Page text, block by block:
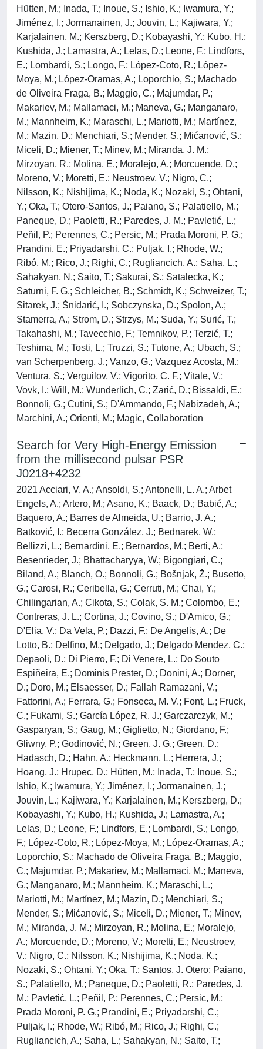
Hütten, M.; Inada, T.; Inoue, S.; Ishio, K.; Iwamura, Y.;
Jiménez, I.; Jormanainen, J.; Jouvin, L.; Kajiwara, Y.;
Karjalainen, M.; Kerszberg, D.; Kobayashi, Y.; Kubo, H.;
Kushida, J.; Lamastra, A.; Lelas, D.; Leone, F.; Lindfors,
E.; Lombardi, S.; Longo, F.; López-Coto, R.; López-
Moya, M.; López-Oramas, A.; Loporchio, S.; Machado
de Oliveira Fraga, B.; Maggio, C.; Majumdar, P.;
Makariev, M.; Mallamaci, M.; Maneva, G.; Manganaro,
M.; Mannheim, K.; Maraschi, L.; Mariotti, M.; Martínez,
M.; Mazin, D.; Menchiari, S.; Mender, S.; Mićanović, S.;
Miceli, D.; Miener, T.; Minev, M.; Miranda, J. M.;
Mirzoyan, R.; Molina, E.; Moralejo, A.; Morcuende, D.;
Moreno, V.; Moretti, E.; Neustroev, V.; Nigro, C.;
Nilsson, K.; Nishijima, K.; Noda, K.; Nozaki, S.; Ohtani,
Y.; Oka, T.; Otero-Santos, J.; Paiano, S.; Palatiello, M.;
Paneque, D.; Paoletti, R.; Paredes, J. M.; Pavletić, L.;
Peñil, P.; Perennes, C.; Persic, M.; Prada Moroni, P. G.;
Prandini, E.; Priyadarshi, C.; Puljak, I.; Rhode, W.;
Ribó, M.; Rico, J.; Righi, C.; Rugliancich, A.; Saha, L.;
Sahakyan, N.; Saito, T.; Sakurai, S.; Satalecka, K.;
Saturni, F. G.; Schleicher, B.; Schmidt, K.; Schweizer, T.;
Sitarek, J.; Šnidarić, I.; Sobczynska, D.; Spolon, A.;
Stamerra, A.; Strom, D.; Strzys, M.; Suda, Y.; Surić, T.;
Takahashi, M.; Tavecchio, F.; Temnikov, P.; Terzić, T.;
Teshima, M.; Tosti, L.; Truzzi, S.; Tutone, A.; Ubach, S.;
van Scherpenberg, J.; Vanzo, G.; Vazquez Acosta, M.;
Ventura, S.; Verguilov, V.; Vigorito, C. F.; Vitale, V.;
Vovk, I.; Will, M.; Wunderlich, C.; Zarić, D.; Bissaldi, E.;
Bonnoli, G.; Cutini, S.; D'Ammando, F.; Nabizadeh, A.;
Marchini, A.; Orienti, M.; Magic, Collaboration
Search for Very High-Energy Emission
from the millisecond pulsar PSR
J0218+4232
2021 Acciari, V. A.; Ansoldi, S.; Antonelli, L. A.; Arbet
Engels, A.; Artero, M.; Asano, K.; Baack, D.; Babić, A.;
Baquero, A.; Barres de Almeida, U.; Barrio, J. A.;
Batković, I.; Becerra González, J.; Bednarek, W.;
Bellizzi, L.; Bernardini, E.; Bernardos, M.; Berti, A.;
Besenrieder, J.; Bhattacharyya, W.; Bigongiari, C.;
Biland, A.; Blanch, O.; Bonnoli, G.; Bošnjak, Ž.; Busetto,
G.; Carosi, R.; Ceribella, G.; Cerruti, M.; Chai, Y.;
Chilingarian, A.; Cikota, S.; Colak, S. M.; Colombo, E.;
Contreras, J. L.; Cortina, J.; Covino, S.; D'Amico, G.;
D'Elia, V.; Da Vela, P.; Dazzi, F.; De Angelis, A.; De
Lotto, B.; Delfino, M.; Delgado, J.; Delgado Mendez, C.;
Depaoli, D.; Di Pierro, F.; Di Venere, L.; Do Souto
Espiñeira, E.; Dominis Prester, D.; Donini, A.; Dorner,
D.; Doro, M.; Elsaesser, D.; Fallah Ramazani, V.;
Fattorini, A.; Ferrara, G.; Fonseca, M. V.; Font, L.; Fruck,
C.; Fukami, S.; García López, R. J.; Garczarczyk, M.;
Gasparyan, S.; Gaug, M.; Giglietto, N.; Giordano, F.;
Gliwny, P.; Godinović, N.; Green, J. G.; Green, D.;
Hadasch, D.; Hahn, A.; Heckmann, L.; Herrera, J.;
Hoang, J.; Hrupec, D.; Hütten, M.; Inada, T.; Inoue, S.;
Ishio, K.; Iwamura, Y.; Jiménez, I.; Jormanainen, J.;
Jouvin, L.; Kajiwara, Y.; Karjalainen, M.; Kerszberg, D.;
Kobayashi, Y.; Kubo, H.; Kushida, J.; Lamastra, A.;
Lelas, D.; Leone, F.; Lindfors, E.; Lombardi, S.; Longo,
F.; López-Coto, R.; López-Moya, M.; López-Oramas, A.;
Loporchio, S.; Machado de Oliveira Fraga, B.; Maggio,
C.; Majumdar, P.; Makariev, M.; Mallamaci, M.; Maneva,
G.; Manganaro, M.; Mannheim, K.; Maraschi, L.;
Mariotti, M.; Martínez, M.; Mazin, D.; Menchiari, S.;
Mender, S.; Mićanović, S.; Miceli, D.; Miener, T.; Minev,
M.; Miranda, J. M.; Mirzoyan, R.; Molina, E.; Moralejo,
A.; Morcuende, D.; Moreno, V.; Moretti, E.; Neustroev,
V.; Nigro, C.; Nilsson, K.; Nishijima, K.; Noda, K.;
Nozaki, S.; Ohtani, Y.; Oka, T.; Santos, J. Otero; Paiano,
S.; Palatiello, M.; Paneque, D.; Paoletti, R.; Paredes, J.
M.; Pavletić, L.; Peñil, P.; Perennes, C.; Persic, M.;
Prada Moroni, P. G.; Prandini, E.; Priyadarshi, C.;
Puljak, I.; Rhode, W.; Ribó, M.; Rico, J.; Righi, C.;
Rugliancich, A.; Saha, L.; Sahakyan, N.; Saito, T.;